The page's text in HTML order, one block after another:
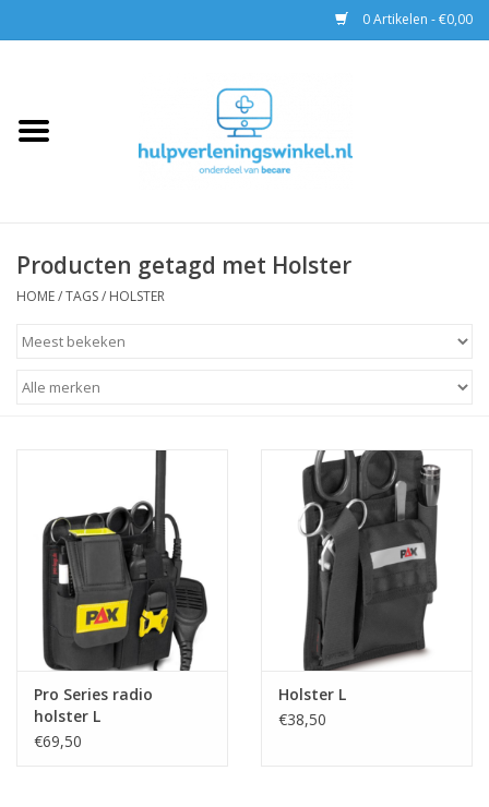
0 Artikelen - €0,00
EHBO
Pax tassen
Producten getagd met Holster
HOME/TAGS/ HOLSTER
Pro Series radio
holster L
€69,50
Holster L
€38,50